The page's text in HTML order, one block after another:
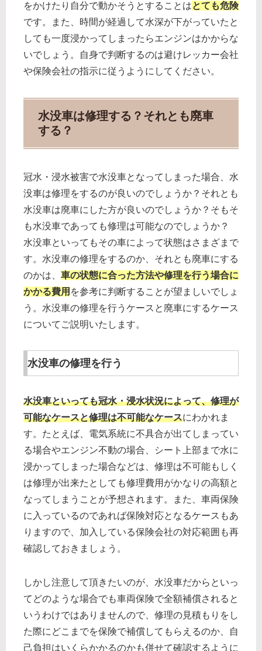
をかけたり自分で動かそうとすることはとても危険
です。また、時間が経過して水深が下がっていたと
しても一度浸かってしまったらエンジンはかからな
いでしょう。自身で判断するのは避けレッカー会社
や保険会社の指示に従うようにしてください。
水没車は修理する？それとも廃車
する？
冠水・浸水被害で水没車となってしまった場合、水
没車は修理をするのが良いのでしょうか？それとも
水没車は廃車にした方が良いのでしょうか？そもそ
も水没車であっても修理は可能なのでしょうか？
水没車といってもその車によって状態はさまざまで
す。水没車の修理をするのか、それとも廃車にする
のかは、 車の状態に合った方法や修理を行う場合に
かかる費用 を参考に判断することが望ましいでしょ
う。水没車の修理を行うケースと廃車にするケース
についてご説明いたします。
水没車の修理を行う
水没車といっても冠水・浸水状況によって、修理が
可能なケースと修理は不可能なケースにわかれま
す。たとえば、電気系統に不具合が出てしまってい
る場合やエンジン不動の場合、シート上部まで水に
浸かってしまった場合などは、修理は不可能もしく
は修理が出来たとしても修理費用がかなりの高額と
なってしまうことが予想されます。また、車両保険
に入っているのであれば保険対応となるケースもあ
りますので、加入している保険会社の対応範囲も再
確認しておきましょう。
しかし注意して頂きたいのが、水没車だからといっ
てどのような場合でも車両保険で全額補償されると
いうわけではありませんので、修理の見積もりをし
た際にどこまでを保険で補償してもらえるのか、自
己負担はいくらかかるのかも併せて確認するように